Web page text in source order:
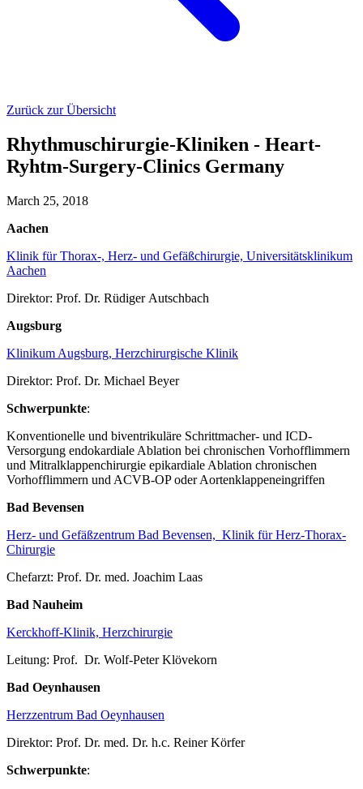
Zurück zur Übersicht
Rhythmuschirurgie-Kliniken - Heart-
Ryhtm-Surgery-Clinics Germany
March 25, 2018
Aachen
Klinik für Thorax-, Herz- und Gefäßchirurgie, Universitätsklinikum
Aachen
Direktor: Prof. Dr. Rüdiger Autschbach
Augsburg
Klinikum Augsburg, Herzchirurgische Klinik
Direktor: Prof. Dr. Michael Beyer
Schwerpunkte:
Konventionelle und biventrikuläre Schrittmacher- und ICD-
Versorgung endokardiale Ablation bei chronischen Vorhofflimmern
und Mitralklappenchirurgie epikardiale Ablation chronischen
Vorhofflimmern und ACVB-OP oder Aortenklappeneingriffen
Bad Bevensen
Herz- und Gefäßzentrum Bad Bevensen, Klinik für Herz-Thorax-
Chirurgie
Chefarzt: Prof. Dr. med. Joachim Laas
Bad Nauheim
Kerckhoff-Klinik, Herzchirurgie
Leitung: Prof. Dr. Wolf-Peter Klövekorn
Bad Oeynhausen
Herzzentrum Bad Oeynhausen
Direktor: Prof. Dr. med. Dr. h.c. Reiner Körfer
Schwerpunkte: